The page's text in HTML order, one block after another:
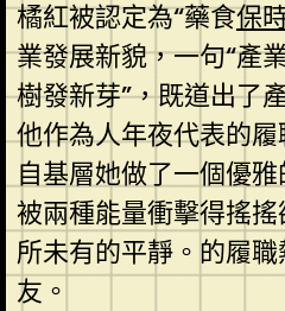
橘紅被認定為“藥食保
業發展新貌，一句“產
樹發新芽”，既道出了
他作為人年夜代表的
自基層她做了一個優
被兩種能量衝擊得搖
所未有的平靜。的履
友。